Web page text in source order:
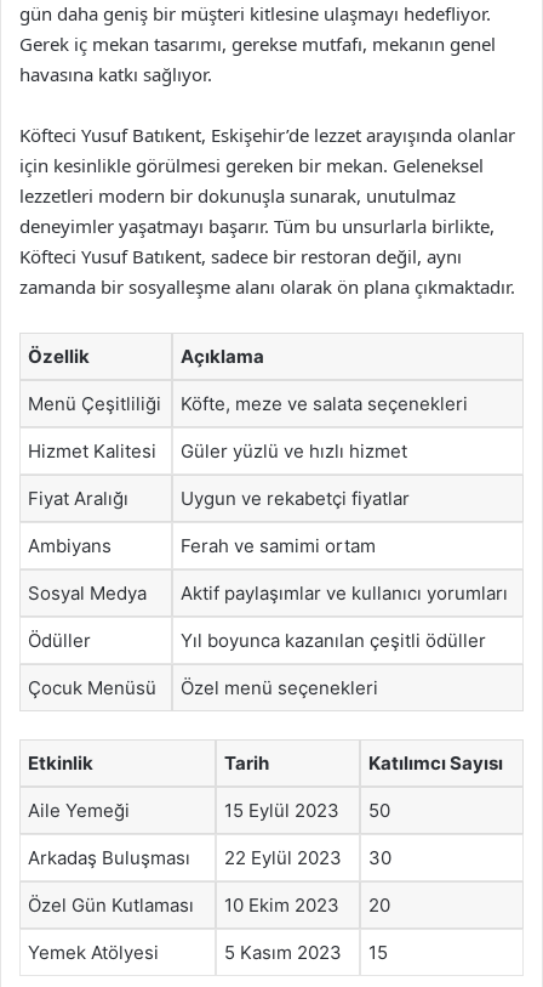
gün daha geniş bir müşteri kitlesine ulaşmayı hedefliyor.
Gerek iç mekan tasarımı, gerekse mutfafı, mekanın genel
havasına katkı sağlıyor.
Köfteci Yusuf Batıkent, Eskişehir’de lezzet arayışında olanlar
için kesinlikle görülmesi gereken bir mekan. Geleneksel
lezzetleri modern bir dokunuşla sunarak, unutulmaz
deneyimler yaşatmayı başarır. Tüm bu unsurlarla birlikte,
Köfteci Yusuf Batıkent, sadece bir restoran değil, aynı
zamanda bir sosyalleşme alanı olarak ön plana çıkmaktadır.
Özellik Açıklama
Menü Çeşitliliği Köfte, meze ve salata seçenekleri
Hizmet Kalitesi Güler yüzlü ve hızlı hizmet
Fiyat Aralığı Uygun ve rekabetçi fiyatlar
Ambiyans Ferah ve samimi ortam
Sosyal Medya Aktif paylaşımlar ve kullanıcı yorumları
Ödüller Yıl boyunca kazanılan çeşitli ödüller
Çocuk Menüsü Özel menü seçenekleri
Etkinlik Tarih Katılımcı Sayısı
Aile Yemeği 15 Eylül 2023 50
Arkadaş Buluşması 22 Eylül 2023 30
Özel Gün Kutlaması 10 Ekim 2023 20
Yemek Atölyesi 5 Kasım 2023 15